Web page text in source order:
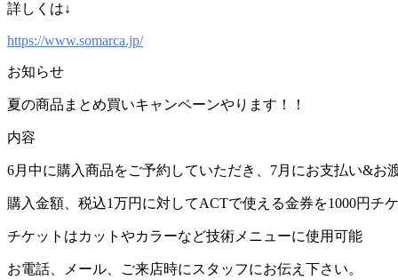
詳しくは↓
https://www.somarca.jp/
お知らせ
夏の商品まとめ買いキャンペーンやります！！
内容
6月中に購入商品をご予約していただき、7月にお支払い&お渡
購入金額、税込1万円に対してACTで使える金券を1000円チ
チケットはカットやカラーなど技術メニューに使用可能
お電話、メール、ご来店時にスタッフにお伝え下さい。